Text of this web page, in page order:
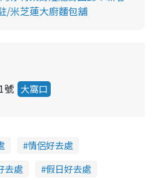
/米芝蓮大廚麵包舖
號 大窩口
情侶好去處
去處
假日好去處